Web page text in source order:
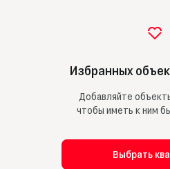
Избранных
Добавляйте
чтобы иметь к ним
Выбрать